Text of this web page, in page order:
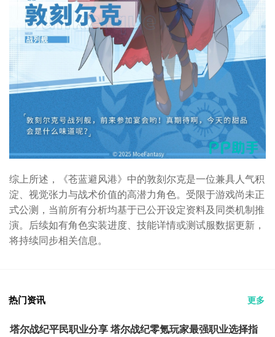
综上所述，《苍蓝避风港》中的敦刻尔克是一位兼具人气积
淀、视觉张力与战术价值的高潜力角色。受限于游戏尚未正
式公测，当前所有分析均基于已公开设定资料及同类机制推
演。后续如有角色实装进度、技能详情或测试服数据更新，
将持续同步相关信息。
热门资讯 更多
塔尔战纪平民职业分享 塔尔战纪零氪玩家最强职业选择指